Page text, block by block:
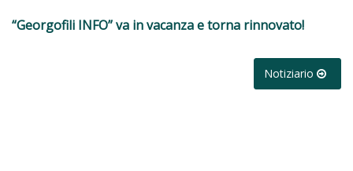
“Georgofili INFO” va in vacanza e torna rinnovato!
Notiziario